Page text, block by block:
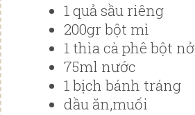
1 quả sầu riêng
200gr bột mì
1 thìa cà phê bột nở
75ml nước
1 bịch bánh tráng
dầu ăn,muối